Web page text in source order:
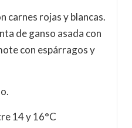
carnes rojas y blancas.
de ganso asada con
con espárragos y
14 y 16°C